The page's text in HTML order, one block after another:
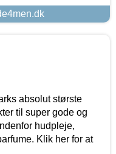
absolut største
til super gode og
hudpleje,
Klik her for at